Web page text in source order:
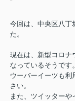
今回は、中央区八丁
た。
現在は、新型コロナ
なっているそうです。
ウーバーイーツも
さい。
また、ツイッター